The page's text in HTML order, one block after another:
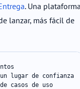
. Una
lanzar, más fácil de
lugar de confianza
casos de uso